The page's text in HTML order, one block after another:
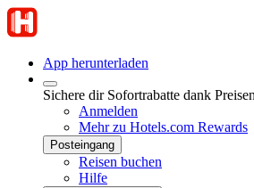
App herunterladen
Sichere dir Sofortrabatte dank
Anmelden
Mehr zu Hotels.com Rewards
Posteingang
Reisen buchen
Hilfe